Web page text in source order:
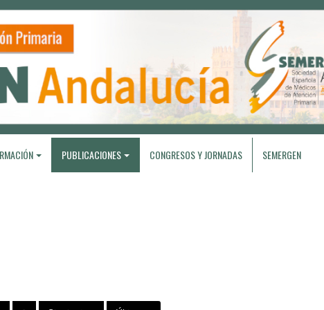
PUBLICACIONES CONGRESOS Y JORNADAS SEMERGEN